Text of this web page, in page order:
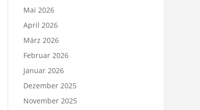
Mai 2026
April 2026
März 2026
Februar 2026
Januar 2026
Dezember 2025
November 2025